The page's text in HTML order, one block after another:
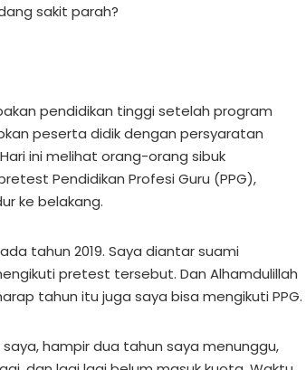
sakit parah?
pendidikan tinggi setelah program
peserta didik dengan persyaratan
ini melihat orang-orang sibuk
Pendidikan Profesi Guru (PPG),
ke belakang.
tahun 2019. Saya diantar suami
pretest tersebut. Dan Alhamdulillah
tahun itu juga saya bisa mengikuti PPG.
hampir dua tahun saya menunggu,